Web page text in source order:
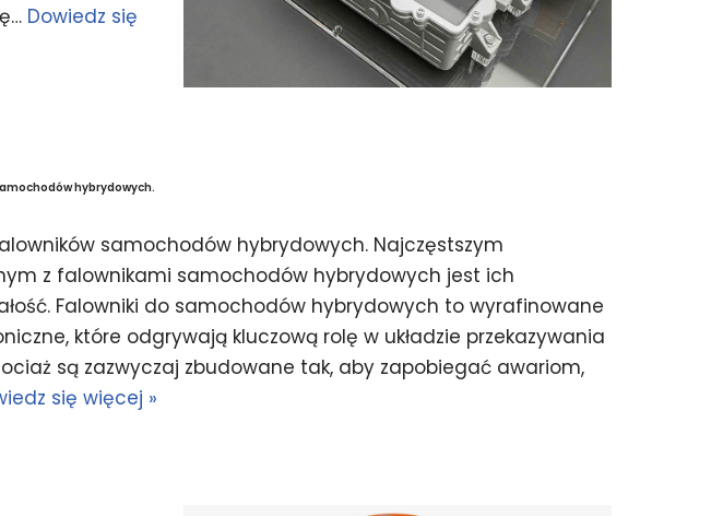
Dowiedz się
hybrydowych.
samochodów hybrydowych. Najczęstszym
z falownikami samochodów hybrydowych jest ich
Falowniki do samochodów hybrydowych to wyrafinowane
które odgrywają kluczową rolę w układzie przekazywania
są zazwyczaj zbudowane tak, aby zapobiegać awariom,
się więcej »